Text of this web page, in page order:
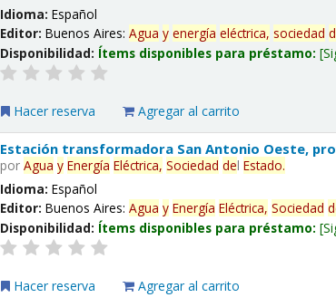
Idioma:Español
Editor:Buenos Aires:Agua y energía eléctrica, sociedad
Disponibilidad: Ítems disponibles para préstamo:
Hacer reserva Agregar al carrito
Estación transformadora San Antonio Oeste,
porAgua y Energía Eléctrica, Sociedad delEstado.
Idioma:Español
Editor:Buenos Aires:Agua y Energía Eléctrica, Sociedad
Disponibilidad: Ítems disponibles para préstamo:
Hacer reserva Agregar al carrito